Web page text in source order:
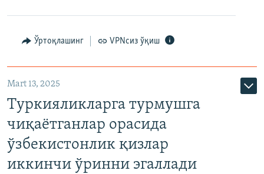
Ўртоқлашинг VPNсиз ўқиш
Mart 13, 2025
Туркияликларга турмушга
чиқаётганлар орасида
ўзбекистонлик қизлар
иккинчи ўринни эгаллади